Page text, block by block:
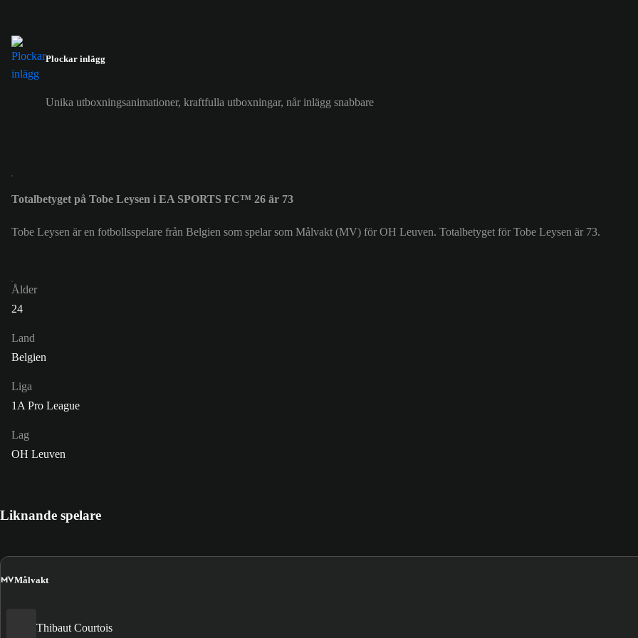
Plockar inlägg
Unika utboxningsanimationer, kraftfulla utboxningar, når inlägg snabbare
Totalbetyget på Tobe Leysen i EA SPORTS FC™ 26 är 73
Tobe Leysen är en fotbollsspelare från Belgien som spelar som Målvakt (MV) för OH Leuven. Totalbetyget för Tobe Leysen är 73.
Ålder
24
Land
Belgien
Liga
1A Pro League
Lag
OH Leuven
Liknande spelare
MVMålvakt
Thibaut Courtois